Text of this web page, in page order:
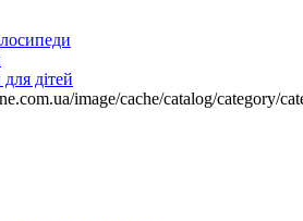
дітей
image/cache/catalog/category/